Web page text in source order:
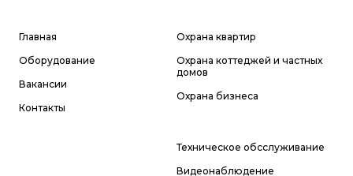
Главная
Оборудование
Вакансии
Контакты
Охрана квартир
Охрана коттеджей и частных
домов
Охрана бизнеса
Техническое обсслуживание
Видеонаблюдение